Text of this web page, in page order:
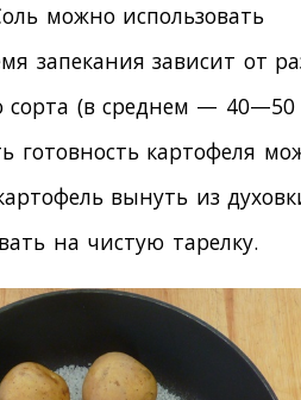
можно использовать
запекания зависит от
сорта (в среднем — 40—50
готовность картофеля
вынуть из
на чистую тарелку.